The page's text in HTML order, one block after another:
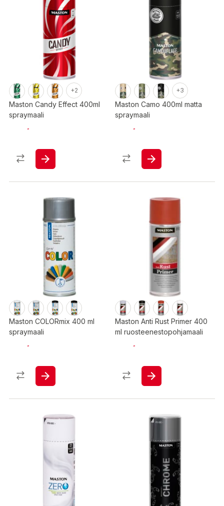
+2
Maston Candy Effect 400ml
spraymaali
+3
Maston Camo 400ml matta
spraymaali
Maston COLORmix 400 ml
spraymaali
Maston Anti Rust Primer 400
ml ruosteenestopohjamaali